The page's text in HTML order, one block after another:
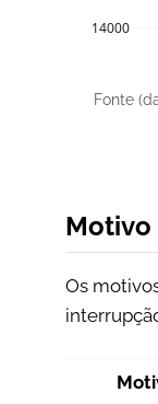
14000
Fonte
Motivo
Os